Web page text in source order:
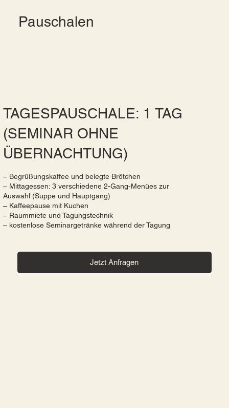
Pauschalen
TAGESPAUSCHALE: 1 TAG
(SEMINAR OHNE
ÜBERNACHTUNG)
– Begrüßungskaffee und belegte Brötchen
– Mittagessen: 3 verschiedene 2-Gang-Menües zur
Auswahl (Suppe und Hauptgang)
– Kaffeepause mit Kuchen
– Raummiete und Tagungstechnik
– kostenlose Seminargetränke während der Tagung
Jetzt Anfragen